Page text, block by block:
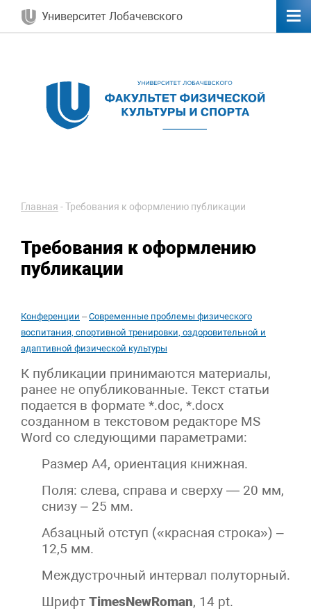
Университет Лобачевского
Главная -Требования к оформлению публикации
Требования к оформлению
публикации
Конференции –Современные проблемы физического
воспитания, спортивной тренировки, оздоровительной и
адаптивной физической культуры
К публикации принимаются материалы,
ранее не опубликованные. Текст статьи
подается в формате *.doc, *.docx
созданном в текстовом редакторе MS
Word со следующими параметрами:
Размер А4, ориентация книжная.
Поля: слева, справа и сверху — 20 мм,
снизу – 25 мм.
Абзацный отступ («красная строка») –
12,5 мм.
Междустрочный интервал полуторный.
Шрифт TimesNewRoman, 14 pt.